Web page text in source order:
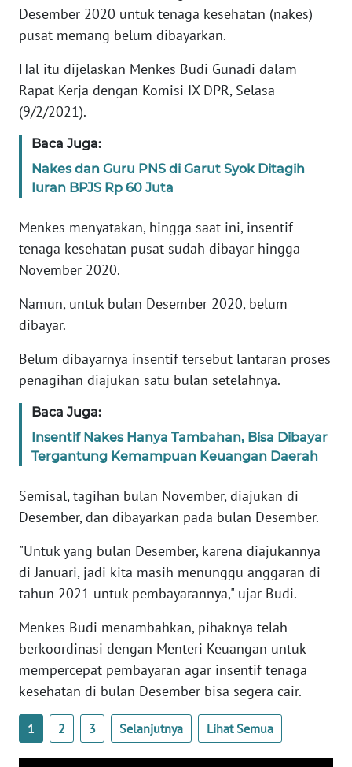
Desember 2020 untuk tenaga kesehatan (nakes)
pusat memang belum dibayarkan.
Hal itu dijelaskan Menkes Budi Gunadi dalam
Rapat Kerja dengan Komisi IX DPR, Selasa
(9/2/2021).
Baca Juga:
Nakes dan Guru PNS di Garut Syok Ditagih
Iuran BPJS Rp 60 Juta
Menkes menyatakan, hingga saat ini, insentif
tenaga kesehatan pusat sudah dibayar hingga
November 2020.
Namun, untuk bulan Desember 2020, belum
dibayar.
Belum dibayarnya insentif tersebut lantaran proses
penagihan diajukan satu bulan setelahnya.
Baca Juga:
Insentif Nakes Hanya Tambahan, Bisa Dibayar
Tergantung Kemampuan Keuangan Daerah
Semisal, tagihan bulan November, diajukan di
Desember, dan dibayarkan pada bulan Desember.
"Untuk yang bulan Desember, karena diajukannya
di Januari, jadi kita masih menunggu anggaran di
tahun 2021 untuk pembayarannya," ujar Budi.
Menkes Budi menambahkan, pihaknya telah
berkoordinasi dengan Menteri Keuangan untuk
mempercepat pembayaran agar insentif tenaga
kesehatan di bulan Desember bisa segera cair.
1 2 3 Selanjutnya Lihat Semua
Informasi
INDEKS
BERITA
KONTAK
KAMI
IKLAN
TENTANG
PEDOMAN
MEDIA
SIBER
REDAKSI
KARIR
DISCLAIMER
News
Regional
SUMUT
JAKARTA
WN
JABAR